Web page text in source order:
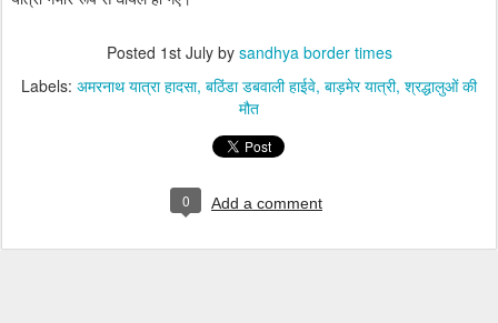
Posted 1st Julyby sandhya border times
Labels: अमरनाथ यात्रा हादसा बठिंडा डबवाली हाईवे बाड़मेर यात्री श्रद्धालुओं की
मौत
0 Add a comment